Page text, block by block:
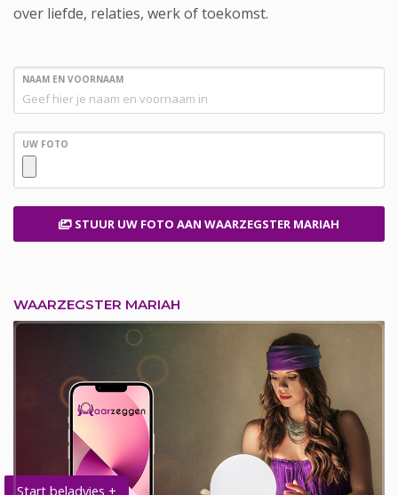
over liefde, relaties, werk of toekomst.
NAAM EN VOORNAAM
UW FOTO
STUUR UW FOTO AAN WAARZEGSTER MARIAH
WAARZEGSTER MARIAH
Start beladvies +